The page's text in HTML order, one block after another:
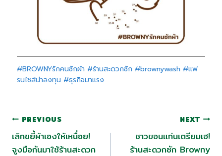
#BROWNYรักคนซักผ้า #ร้านสะดวกซัก #brownywash #แฟ
รนไชส์น่าลงทุน #ธุรกิจมาแรง
PREVIOUS
เลิกขยี้ผ้าเองให้เหนื่อย!
จูงมือกันมาใช้ร้านสะดวก
NEXT
ชาวขอนแก่นเตรียมเฮ!
ร้านสะดวกซัก Browny